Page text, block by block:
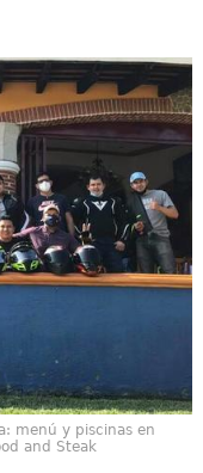
menú y piscinas en
and Steak